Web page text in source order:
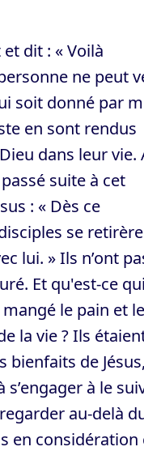
dit : « Voilà
ne peut
soit donné par
en sont rendus
dans leur vie.
suite à cet
: « Dès ce
se
lui. » Ils n’ont
Et qu'est-ce
le pain et le
la vie ? Ils
bienfaits de
s’engager à le
au-delà
en considération